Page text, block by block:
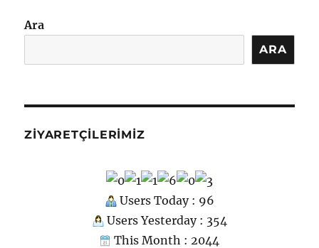
Ara
ARA
ZIYARETÇILERIMIZ
Users Today : 96
Users Yesterday : 354
This Month : 2044